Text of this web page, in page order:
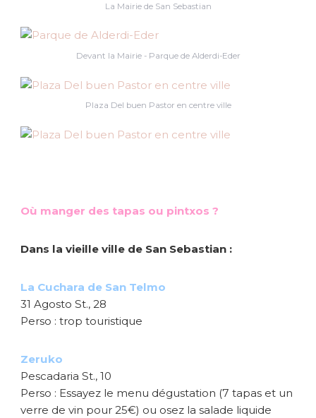
La Mairie de San Sebastian
Devant la Mairie - Parque de Alderdi-Eder
Plaza Del buen Pastor en centre ville
Où manger des tapas ou pintxos ?
Dans la vieille ville de San Sebastian :
La Cuchara de San Telmo
31 Agosto St., 28
Perso : trop touristique
Zeruko
Pescadaria St., 10
Perso : Essayez le menu dégustation (7 tapas et un
verre de vin pour 25€) ou osez la salade liquide